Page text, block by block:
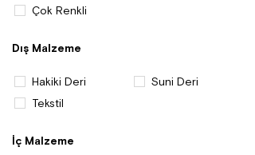
Çok Renkli
Dış Malzeme
Hakiki Deri
Suni Deri
Tekstil
İç Malzeme